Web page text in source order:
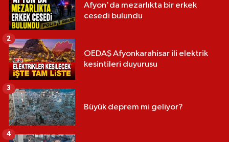
Afyon'da mezarlıkta bir erkek
cesedi bulundu
OEDAŞ Afyonkarahisar ili elektrik
kesintileri duyurusu
2
Büyük deprem mi geliyor?
3
4